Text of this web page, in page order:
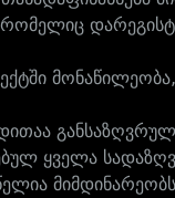
ყველა